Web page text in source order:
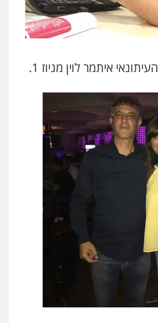
העיתונאי איתמר לוין מניוז 1.